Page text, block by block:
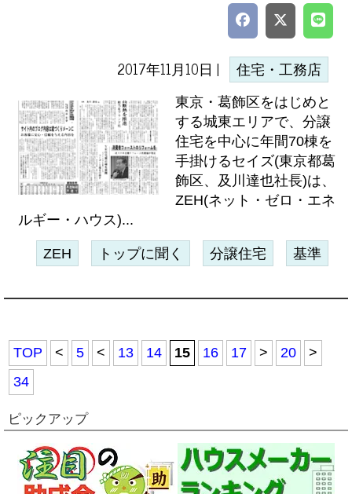
2017年11月10日 | 住宅・工務店
東京・葛飾区をはじめと
する城東エリアで、分譲
住宅を中心に年間70棟を
手掛けるセイズ(東京都葛
飾区、及川達也社長)は、
ZEH(ネット・ゼロ・エネ
ルギー・ハウス)...
ZEH トップに聞く 分譲住宅 基準
TOP < 5 < 13 14 15 16 17 > 20
>
34
ピックアップ